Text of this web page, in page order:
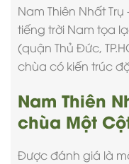
Nam Thiên Nhất Trụ
tiếng trời Nam tọa
(quận Thủ Đức,
chùa có kiến trúc
Nam Thiên
chùa Một
Được đánh giá là